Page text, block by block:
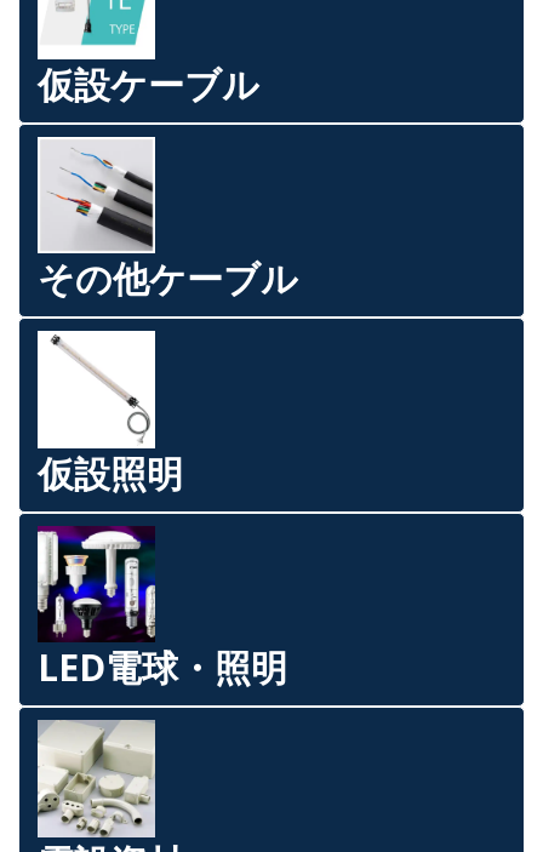
仮設ケーブル
その他ケーブル
仮設照明
LED電球・照明